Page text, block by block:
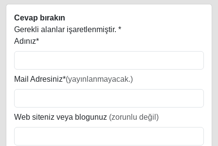
Cevap bırakın
Gerekli alanlar işaretlenmiştir. *
Adınız*
Mail Adresiniz*(yayınlanmayacak.)
Web siteniz veya blogunuz (zorunlu değil)